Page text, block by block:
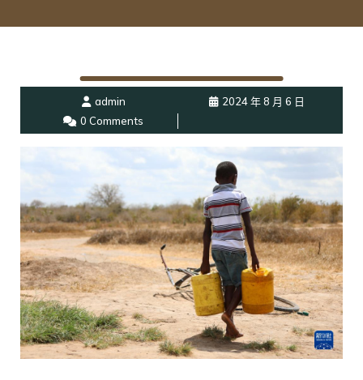
admin
2024 年 8 月 6 日
0 Comments